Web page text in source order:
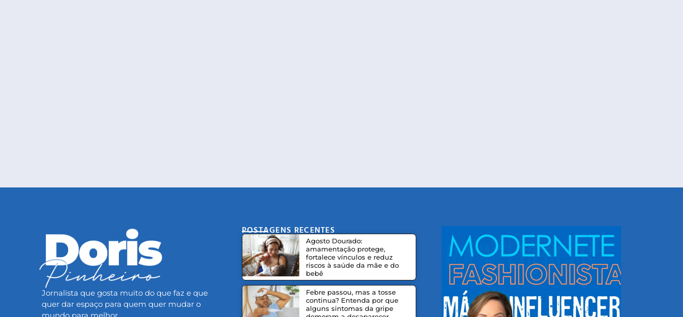
Jornalista que gosta muito do que faz e que
quer dar espaço para quem quer mudar o
mundo para melhor.
POSTAGENS RECENTES
Agosto Dourado:
amamentação protege,
fortalece vínculos e reduz
riscos à saúde da mãe e do
bebê
Febre passou, mas a tosse
continua? Entenda por que
alguns sintomas da gripe
CONHEÇA DORIS E EQUIPE